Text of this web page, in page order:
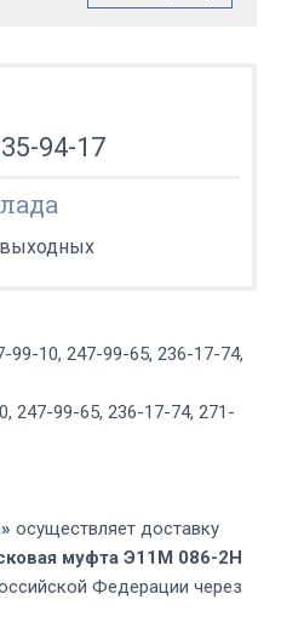
94-17
10, 247-99-65, 236-17-74,
247-99-65, 236-17-74, 271-
осуществляет доставку
муфта Э11М 086-2Н
Федерации через